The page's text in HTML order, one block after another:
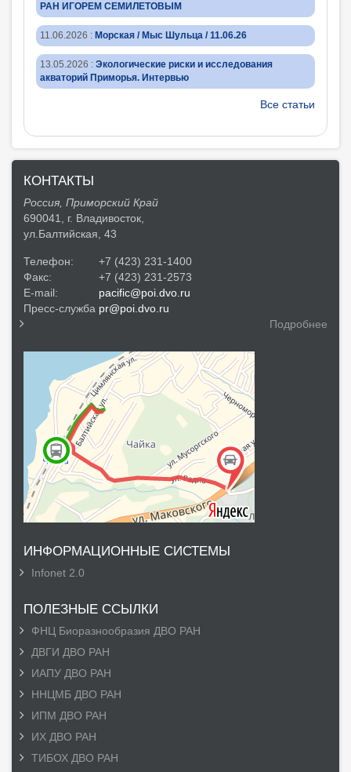
РАН ИГОРЕМ СЕМИЛЕТОВЫМ
11.06.2026 : Морская / Мыс Шульца / 11.06.26
13.05.2026 : Экологические риски и исследования
акваторий Приморья. Интервью
Все статьи
КОНТАКТЫ
Россия, Приморский Край
690041, г. Владивосток,
ул.Балтийская, 43
Телефон:
+7 (423) 231-1400
Факс:
+7 (423) 231-2573
E-mail:
pacific@poi.dvo.ru
Пресс-служба pr@poi.dvo.ru
Подробнее
ИНФОРМАЦИОННЫЕ СИСТЕМЫ
Infonet 2.0
ПОЛЕЗНЫЕ ССЫЛКИ
ФНЦ Биоразнообразия ДВО РАН
ДВГИ ДВО РАН
ИАПУ ДВО РАН
ННЦМБ ДВО РАН
ИПМ ДВО РАН
ИХ ДВО РАН
ТИБОХ ДВО РАН